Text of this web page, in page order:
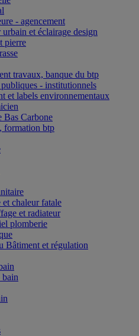
- agencement
et éclairage design
pierre
travaux, banque du btp
- institutionnels
et labels environnementaux
Bas Carbone
formation btp
chaleur fatale
et radiateur
plomberie
Bâtiment et régulation
bain